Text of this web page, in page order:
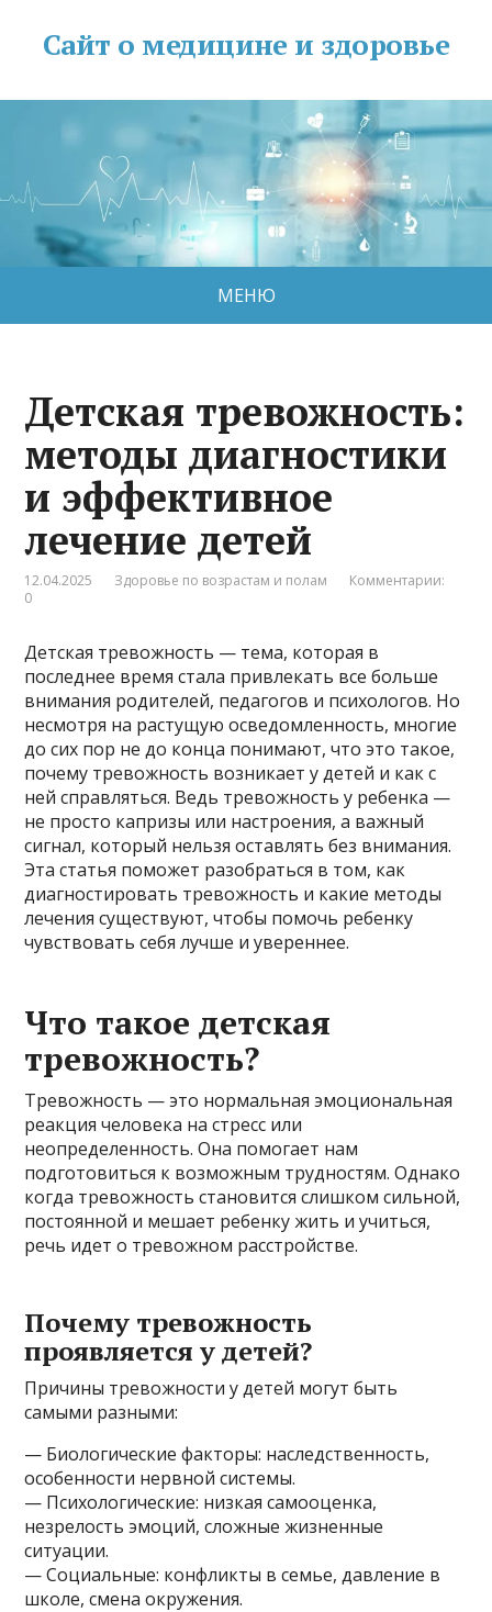
Сайт о медицине и здоровье
МЕНЮ
Детская тревожность:
методы диагностики
и эффективное
лечение детей
12.04.2025 Здоровье по возрастам и полам
Комментарии:
0
Детская тревожность — тема, которая в
последнее время стала привлекать все больше
внимания родителей, педагогов и психологов. Но
несмотря на растущую осведомленность, многие
до сих пор не до конца понимают, что это такое,
почему тревожность возникает у детей и как с
ней справляться. Ведь тревожность у ребенка —
не просто капризы или настроения, а важный
сигнал, который нельзя оставлять без внимания.
Эта статья поможет разобраться в том, как
диагностировать тревожность и какие методы
лечения существуют, чтобы помочь ребенку
чувствовать себя лучше и увереннее.
Что такое детская
тревожность?
Тревожность — это нормальная эмоциональная
реакция человека на стресс или
неопределенность. Она помогает нам
подготовиться к возможным трудностям. Однако
когда тревожность становится слишком сильной,
постоянной и мешает ребенку жить и учиться,
речь идет о тревожном расстройстве.
Почему тревожность
проявляется у детей?
Причины тревожности у детей могут быть
самыми разными:
— Биологические факторы: наследственность,
особенности нервной системы.
— Психологические: низкая самооценка,
незрелость эмоций, сложные жизненные
ситуации.
— Социальные: конфликты в семье, давление в
школе, смена окружения.